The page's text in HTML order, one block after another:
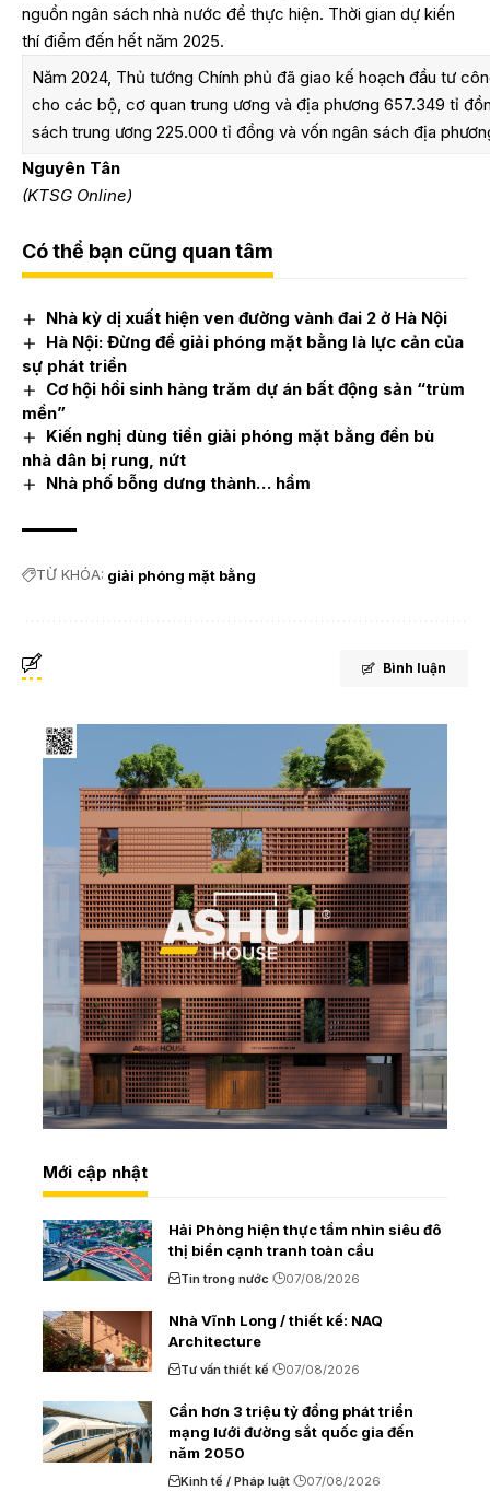
nguồn ngân sách nhà nước để thực hiện. Thời gian dự kiến
thí điểm đến hết năm 2025.
Năm 2024, Thủ tướng Chính phủ đã giao kế hoạch đầu tư
cho các bộ, cơ quan trung ương và địa phương 657.349 tỉ
sách trung ương 225.000 tỉ đồng và vốn ngân sách địa
Nguyên Tân
(KTSG Online)
Có thể bạn cũng quan tâm
Nhà kỳ dị xuất hiện ven đường vành đai 2 ở Hà Nội
Hà Nội: Đừng để giải phóng mặt bằng là lực cản của
sự phát triển
Cơ hội hồi sinh hàng trăm dự án bất động sản “trùm
mền”
Kiến nghị dùng tiền giải phóng mặt bằng đền bù
nhà dân bị rung, nứt
Nhà phố bỗng dưng thành… hầm
TỪ KHÓA: giải phóng mặt bằng
Bình luận
Mới cập nhật
Hải Phòng hiện thực tầm nhìn siêu đô
thị biển cạnh tranh toàn cầu
Tin trong nước 07/08/2026
Nhà Vĩnh Long / thiết kế: NAQ
Architecture
Tư vấn thiết kế 07/08/2026
Cần hơn 3 triệu tỷ đồng phát triển
mạng lưới đường sắt quốc gia đến
năm 2050
Kinh tế / Pháp luật 07/08/2026